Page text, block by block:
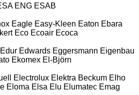
ENG ESAB
Eagle Easy-Kleen Eaton Ebara
Eco Ecoair Ecoca
Edur Edwards Eggersmann Eigenbau
Ekomex El-Björn
Electrolux Elektra Beckum Elho
Eloma Elsa Elu Elumatec Emag